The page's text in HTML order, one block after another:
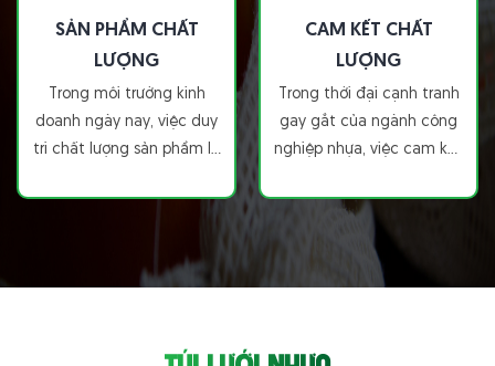
SẢN PHẨM CHẤT
LƯỢNG
Trong môi trường kinh
doanh ngày nay, việc duy
trì chất lượng sản phẩm là
công của một doanh
Xuất Thương Mại Nhựa Chí
Thành BC đã khẳng định vị
CAM KẾT CHẤT
LƯỢNG
Trong thời đại cạnh tranh
gay gắt của ngành công
nghiệp nhựa, việc cam kết
dịch vụ là yếu tố quyết
một doanh nghiệp. Công
ty TNHH Sản Xuất Thương